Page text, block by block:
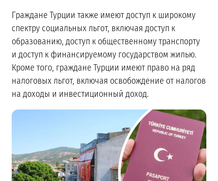
Граждане Турции также имеют доступ к широкому
спектру социальных льгот, включая доступ к
образованию, доступ к общественному транспорту
и доступ к финансируемому государством жилью.
Кроме того, граждане Турции имеют право на ряд
налоговых льгот, включая освобождение от налогов
на доходы и инвестиционный доход.